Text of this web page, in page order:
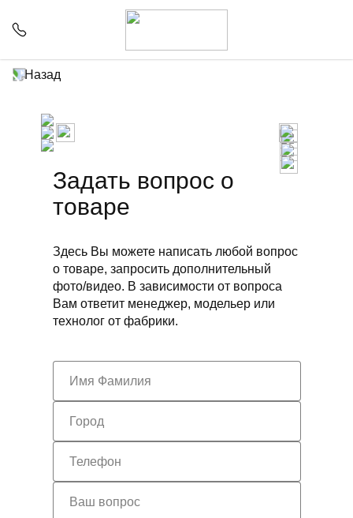
Назад
Задать вопрос о
товаре
Здесь Вы можете написать любой вопрос
о товаре, запросить дополнительный
фото/видео. В зависимости от вопроса
Вам ответит менеджер, модельер или
технолог от фабрики.